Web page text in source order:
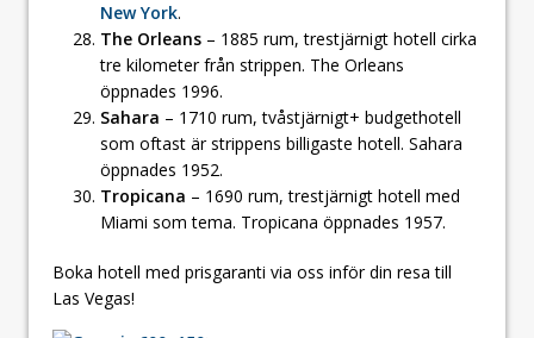
New York.
The Orleans – 1885 rum, trestjärnigt hotell cirka
tre kilometer från strippen. The Orleans
öppnades 1996.
Sahara – 1710 rum, tvåstjärnigt+ budgethotell
som oftast är strippens billigaste hotell. Sahara
öppnades 1952.
Tropicana – 1690 rum, trestjärnigt hotell med
Miami som tema. Tropicana öppnades 1957.
Boka hotell med prisgaranti via oss inför din resa till
Las Vegas!